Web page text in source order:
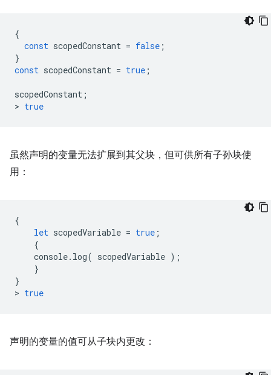
{
const scopedConstant = false ;
}
const scopedConstant = true ;
scopedConstant ;
> true
虽然声明的变量无法扩展到其父块，但可供所有子孙块使
用：
{
let scopedVariable = true ;
{
console. log( scopedVariable );
}
}
> true
声明的变量的值可从子块内更改：